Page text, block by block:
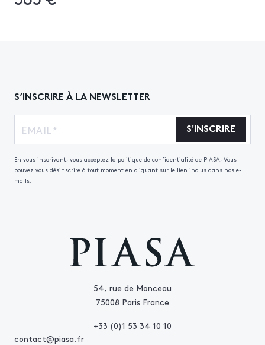
54, rue de Monceau
75008 Paris France
+33 (0)1 53 34 10 10
contact@piasa.fr
S’INSCRIRE À LA NEWSLETTER
S'INSCRIRE
En vous inscrivant, vous acceptez la politique de confidentialité de PIASA, Vous
pouvez vous désinscrire à tout moment en cliquant sur le lien inclus dans nos e-
mails.